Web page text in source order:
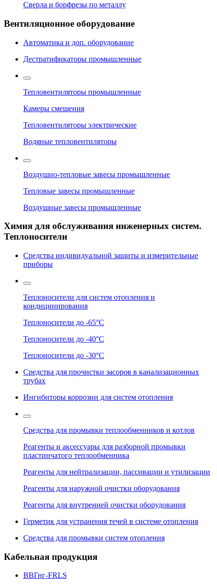
Сверла и борфрезы по металлу
Вентиляционное оборудование
Автоматика и доп. оборудование
Дестратификаторы промышленные
Тепловентиляторы промышленные
Камеры смешения
Тепловентиляторы электрические
Водяные тепловентиляторы
Воздушно-тепловые завесы промышленные
Тепловые завесы промышленные
Воздушные завесы промышленные
Химия для обслуживания инженерных систем.
Теплоносители
Средства индивидуальной защиты и измерительные
приборы
Теплоносители для систем отопления и
кондицинирования
Теплоносители до -65°C
Теплоносители до -40°C
Теплоносители до -30°C
Средства для прочистки засоров в канализационных
трубах
Ингибиторы коррозии для систем отопления
Средства для промывки теплообменников и котлов
Реагенты и аксессуары для разборной промывки
пластинчатого теплообменника
Реагенты для нейтрализации, пассивации и утилизации
Реагенты для наружной очистки оборудования
Реагенты для внутренней очистки оборудования
Герметик для устранения течей в системе отопления
Средства для промывки систем отопления
Кабельная продукция
ВВГнг-FRLS